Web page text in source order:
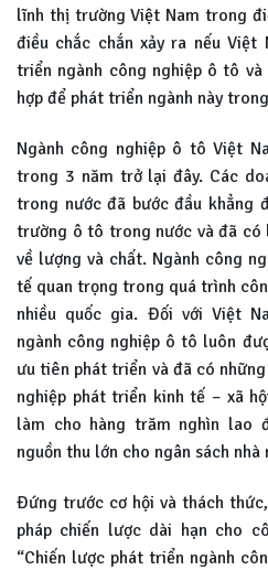
lĩnh thị trường Việt Nam trong
điều chắc chắn xảy ra nếu
triển ngành công nghiệp ô tô
hợp để phát triển ngành này
Ngành công nghiệp ô tô Việt
trong 3 năm trở lại đây. Các
trong nước đã bước đầu
trường ô tô trong nước và đã có
về lượng và chất. Ngành công
tế quan trọng trong quá trình
nhiều quốc gia. Đối với Việt
ngành công nghiệp ô tô luôn
ưu tiên phát triển và đã có
nghiệp phát triển kinh tế – xã
làm cho hàng trăm nghìn lao
nguồn thu lớn cho ngân sách nhà
Đứng trước cơ hội và thách
pháp chiến lược dài hạn cho
“Chiến lược phát triển ngành